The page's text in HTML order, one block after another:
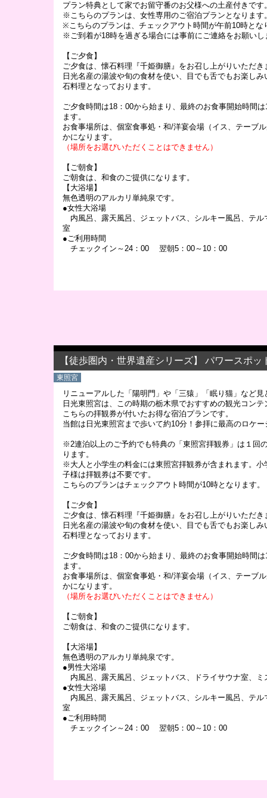
プラン特典として家でお留守番のお父様への土産付きです
※こちらのプランは、女性専用のご宿泊プランとなります
※こちらのプランは、チェックアウト時間が午前10時とな
※ご到着が18時を過ぎる場合には事前にご連絡をお願いし
【ご夕食】
ご夕食は、懐石料理『千姫御膳』をお召し上がりいただき
日光名産の湯波や旬の食材を使い、目でも舌でもお楽しみ
石料理となっております。
ご夕食時間は18：00から始まり、最終のお食事開始時間
ます。
お食事場所は、個室食事処・和/洋宴会場（イス、テーブ
かになります。
（場所をお選びいただくことはできません）
【ご朝食】
ご朝食は、和食のご提供になります。
【大浴場】
無色透明のアルカリ単純泉です。
●女性大浴場
内風呂、露天風呂、ジェットバス、シルキー風呂、テル
室
●ご利用時間
チェックイン～24：00 翌朝5：00～10：00
【徒歩圏内・世界遺産シリーズ】 パワースポ
東照宮
リニューアルした「陽明門」や「三猿」「眠り猫」など見
日光東照宮は、この時期の栃木県でおすすめの観光コンテ
こちらの拝観券が付いたお得な宿泊プランです。
当館は日光東照宮まで歩いて約10分！参拝に最高のロケ
※2連泊以上のご予約でも特典の「東照宮拝観券」は１回
ります。
※大人と小学生の料金には東照宮拝観券が含まれます。小
子様は拝観券は不要です。
こちらのプランはチェックアウト時間が10時となります。
【ご夕食】
ご夕食は、懐石料理『千姫御膳』をお召し上がりいただき
日光名産の湯波や旬の食材を使い、目でも舌でもお楽しみ
石料理となっております。
ご夕食時間は18：00から始まり、最終のお食事開始時間
ます。
お食事場所は、個室食事処・和/洋宴会場（イス、テーブ
かになります。
（場所をお選びいただくことはできません）
【ご朝食】
ご朝食は、和食のご提供になります。
【大浴場】
無色透明のアルカリ単純泉です。
●男性大浴場
内風呂、露天風呂、ジェットバス、ドライサウナ室、ミ
●女性大浴場
内風呂、露天風呂、ジェットバス、シルキー風呂、テル
室
●ご利用時間
チェックイン～24：00 翌朝5：00～10：00